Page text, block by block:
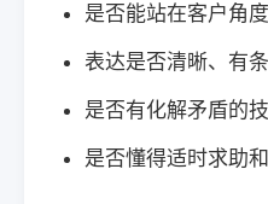
是否能站在客户角
表达是否清晰、有
是否有化解矛盾的
是否懂得适时求助